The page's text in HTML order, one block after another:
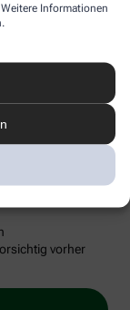
Informationen
gegen den
vorher